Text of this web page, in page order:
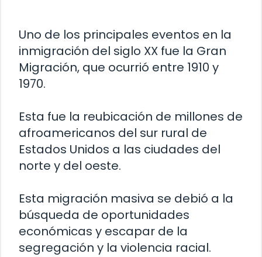
Uno de los principales eventos en la
inmigración del siglo XX fue la Gran
Migración, que ocurrió entre 1910 y
1970.
Esta fue la reubicación de millones de
afroamericanos del sur rural de
Estados Unidos a las ciudades del
norte y del oeste.
Esta migración masiva se debió a la
búsqueda de oportunidades
económicas y escapar de la
segregación y la violencia racial.